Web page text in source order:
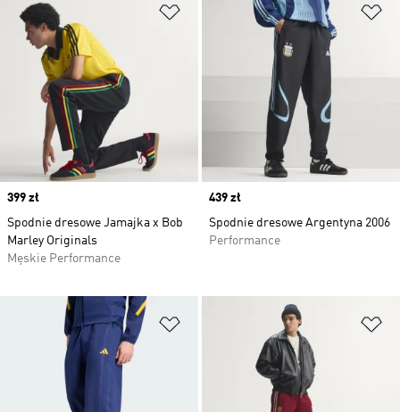
Dodaj do listy życzeń
Price
399 zł
Spodnie dresowe Jamajka x Bob
Marley Originals
Męskie Performance
Price
439 zł
Spodnie dresowe Argentyna 2006
Performance
Dodaj do listy życzeń